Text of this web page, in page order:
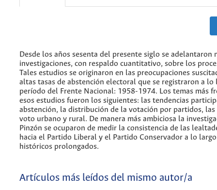
Desde los años sesenta del presente siglo se adelantaron
investigaciones, con respaldo cuantitativo, sobre los
Tales estudios se originaron en las preocupaciones
altas tasas de abstención electoral que se registraron a lo
período del Frente Nacional: 1958-1974. Los temas más
esos estudios fueron los siguientes: las tendencias
abstención, la distribución de la votación por partidos, las
voto urbano y rural. De manera más ambiciosa la
Pinzón se ocuparon de medir la consistencia de las
hacia el Partido Liberal y el Partido Conservador a lo
históricos prolongados.
Artículos más leídos del mismo autor/a